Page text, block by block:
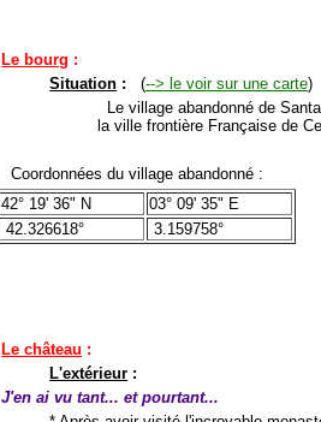
Le bourg :
Situation : (--> le voir sur une carte)
Le village abandonné de
la ville frontière Française de
Coordonnées du village abandonné :
42° 19' 36" N
03° 09' 35" E
42.326618°
3.159758°
Le château :
L'extérieur :
J'en ai vu tant... et pourtant...